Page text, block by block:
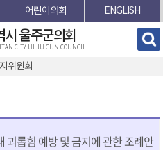
어린이의회 ENGLISH
시 울주군의회
CITY ULJU GUN COUNCIL
위원회
괴롭힘 예방 및 금지에 관한 조례안